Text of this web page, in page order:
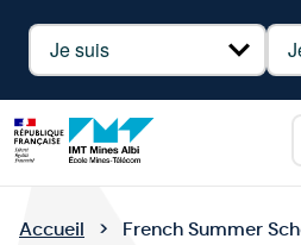
Profil
Accueil French Summer